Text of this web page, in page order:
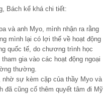
Bách kể khá chi tiết:
và anh Myo, mình nhận ra rằng
mình lại có lợi thế về hoạt động
quốc tế, do chương trình học
gia vào các hoạt động ngoại
thường.
sự kèm cặp của thầy Myo và
đã cũng cố thêm quyết tâm đi Mỹ